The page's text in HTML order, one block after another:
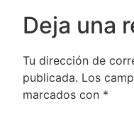
Deja una
Tu dirección de
publicada. Los
marcados con *